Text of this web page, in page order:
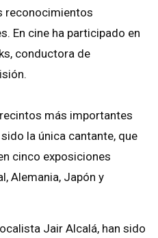
reconocimientos
En cine ha participado en
conductora de
más importantes
la única cantante, que
cinco exposiciones
Alemania, Japón y
Jair Alcalá, han sido